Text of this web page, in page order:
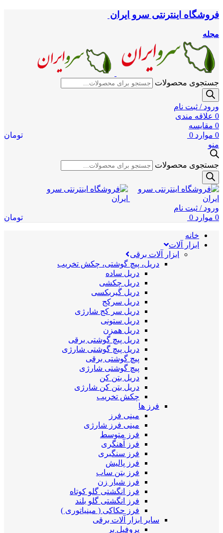
فروشگاه اینترنتی سرو ایران
مجله
جستجوی محصولات
ورود / ثبت نام
0 علاقه مندی
0 مقایسه
0 موارد 0
تومان
منو
جستجوی محصولات
ورود / ثبت نام
0 موارد 0 تومان
خانه
ابزار آلات
ابزار آلات برقی
دریل، پیچ گوشتی، چکش تخریب
دریل ساده
دریل چکشی
دریل گیربکسی
دریل سرکج
دریل سر کج شارژی
دریل ستونی
دریل همزن
دریل پیچ گوشتی برقی
دریل پیچ گوشتی شارژی
پیچ گوشتی برقی
پیچ گوشتی شارژی
دریل بتن کن
دریل بتن کن شارژی
چکش تخریب
فرز ها
مینی فرز
مینی فرز شارژی
فرز متوسط
فرز آهنگری
فرز سنگبری
فرز پالیش
فرز بتن ساب
فرز شیار زن
فرز انگشتی گلو کوتاه
فرز انگشتی گلو بلند
فرز حکاکی ( مینیاتوری )
سایر ابزار آلات برقی
پروفیل بر